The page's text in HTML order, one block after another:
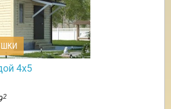
4х5
2